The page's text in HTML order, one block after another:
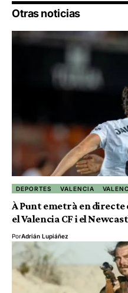
Otras noticias
DEPORTES VALENCIA
À Punt emetrà en
el Valencia CF i el
PorAdrián Lupiáñez